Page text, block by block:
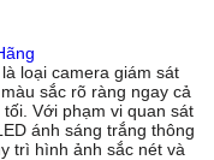
loại camera giám sát
sắc rõ ràng ngay cả
Với phạm vi quan sát
ánh sáng trắng thông
trì hình ảnh sắc nét và